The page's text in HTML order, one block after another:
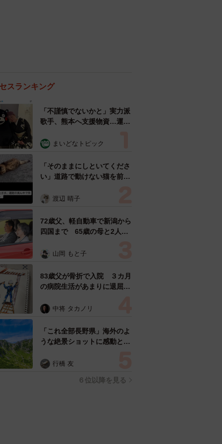
スランキング
「不謹慎でないかと」実力派
歌手、熊本へ支援物資…運搬
めらい 「痛いほど伝わる」
まいどなトピック
「そのままにしといてくださ
い」道路で動けない猫を前に
ようとした4日間 「命の重
表の訴え
渡辺 晴子
72歳父、軽自動車で新潟から
四国まで 65歳の母と2人で
憩まで分刻み… 「大学生で
山岡 もと子
83歳父が骨折で入院 ３カ月
の病院生活があまりに退屈で
い！」→スケッチブックを見
すよ…」
中将 タカノリ
「これ全部長野県」海外のよ
うな絶景ショットに感動と反
ったんだって気づいた」
行橋 友
６位以降を見る